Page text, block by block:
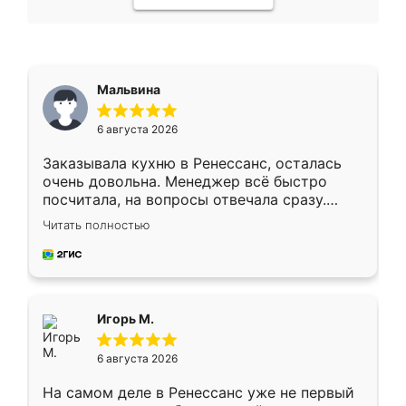
Мальвина
6 августа 2026
Заказывала кухню в Ренессанс, осталась
очень довольна. Менеджер всё быстро
посчитала, на вопросы отвечала сразу.
Замерщик приехал в субботу, подошёл к
делу со всей ответственностью. Собрали
за день, ребята работали аккуратно, даже
Читать полностью
Игорь М.
6 августа 2026
На самом деле в Ренессанс уже не первый